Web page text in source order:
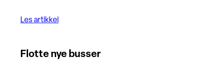
Les artikkel
Flotte nye busser